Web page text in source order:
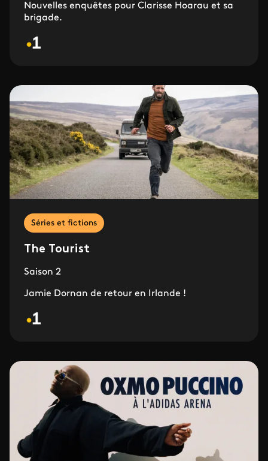
Nouvelles enquêtes pour Clarisse Hoarau et sa
brigade.
Séries et fictions
The Tourist
Saison 2
Jamie Dornan de retour en Irlande !